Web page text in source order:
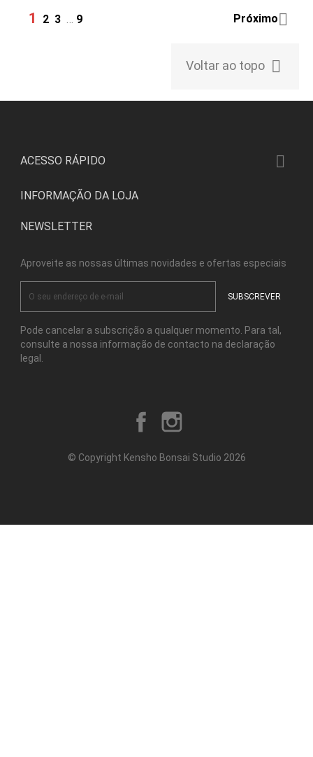
1 2 3 … 9 Próximo
Voltar ao topo 
ACESSO RÁPIDO 
INFORMAÇÃO DA LOJA
NEWSLETTER
Aproveite as nossas últimas novidades e ofertas especiais
Pode cancelar a subscrição a qualquer momento. Para tal,
consulte a nossa informação de contacto na declaração
legal.
Facebook
© Copyright Kensho Bonsai Studio 2026